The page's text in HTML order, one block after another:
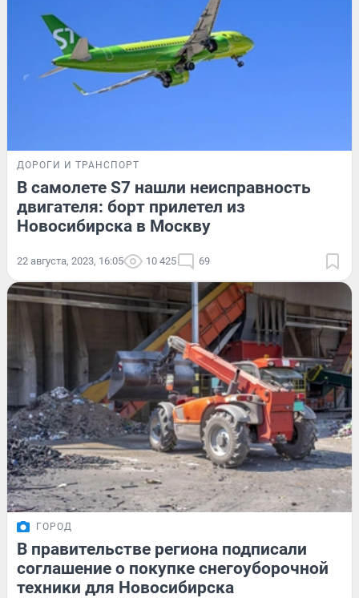
ДОРОГИ И ТРАНСПОРТ
В самолете S7 нашли неисправность
двигателя: борт прилетел из
Новосибирска в Москву
22 августа, 2023, 16:05 10 425 69
ГОРОД
В правительстве региона подписали
соглашение о покупке снегоуборочной
техники для Новосибирска